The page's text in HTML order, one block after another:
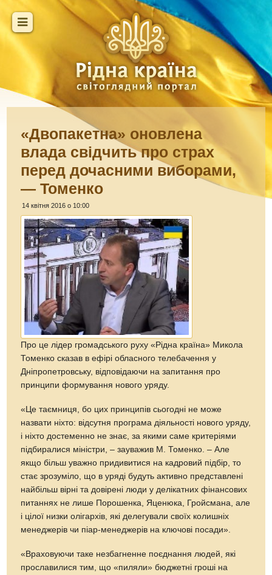
«Двопакетна» оновлена
влада свідчить про страх
перед дочасними виборами,
— Томенко
14 квітня 2016 о 10:00
Про це лідер громадського руху «Рідна країна» Микола
Томенко сказав в ефірі обласного телебачення у
Дніпропетровську, відповідаючи на запитання про
принципи формування нового уряду.
«Це таємниця, бо цих принципів сьогодні не може
назвати ніхто: відсутня програма діяльності нового уряду,
і ніхто достеменно не знає, за якими саме критеріями
підбиралися міністри, – зауважив М. Томенко. – Але
якщо більш уважно придивитися на кадровий підбір, то
стає зрозуміло, що в уряді будуть активно представлені
найбільш вірні та довірені люди у делікатних фінансових
питаннях не лише Порошенка, Яценюка, Гройсмана, але
і цілої низки олігархів, які делегували своїх колишніх
менеджерів чи піар-менеджерів на ключові посади».
«Враховуючи таке незбагненне поєднання людей, які
прославилися тим, що «пиляли» бюджетні гроші на